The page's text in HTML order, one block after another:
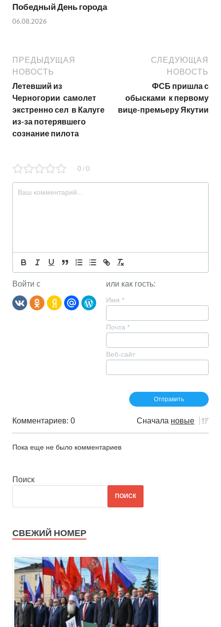
Победный День города
06.08.2026
ПРЕДЫДУЩАЯ
НОВОСТЬ
Летевший из
Черногории самолет
экстренно сел в Калуге
из-за потерявшего
сознание пилота
СЛЕДУЮЩАЯ
НОВОСТЬ
ФСБ пришла с
обысками к первому
вице-премьеру Якутии
0 / 0
Войти с или как гость:
Имя *
Почта *
Веб-сайт
Комментариев: 0 Сначала новые
Пока еще не было комментариев
Поиск
ПОИСК
СВЕЖИЙ НОМЕР